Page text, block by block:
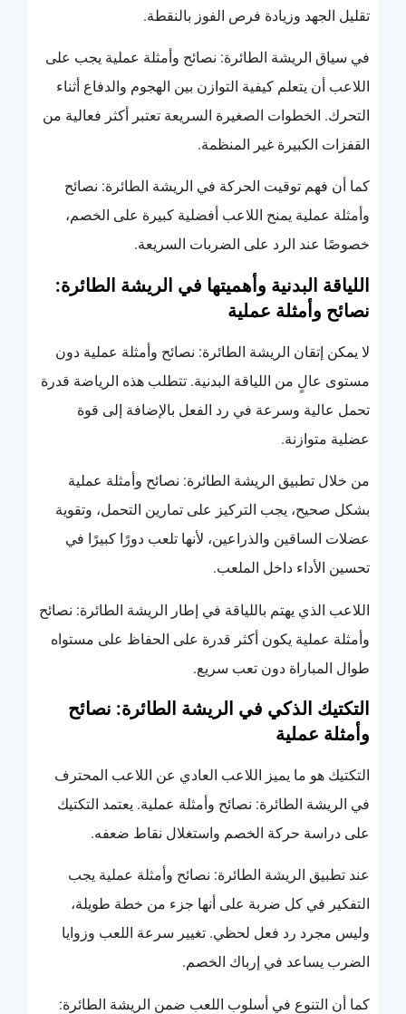
تقليل الجهد وزيادة فرص الفوز بالنقطة.
في سياق الريشة الطائرة: نصائح وأمثلة عملية يجب على
اللاعب أن يتعلم كيفية التوازن بين الهجوم والدفاع أثناء
التحرك. الخطوات الصغيرة السريعة تعتبر أكثر فعالية من
القفزات الكبيرة غير المنظمة.
كما أن فهم توقيت الحركة في الريشة الطائرة: نصائح
وأمثلة عملية يمنح اللاعب أفضلية كبيرة على الخصم،
خصوصًا عند الرد على الضربات السريعة.
اللياقة البدنية وأهميتها في الريشة الطائرة:
نصائح وأمثلة عملية
لا يمكن إتقان الريشة الطائرة: نصائح وأمثلة عملية دون
مستوى عالٍ من اللياقة البدنية. تتطلب هذه الرياضة قدرة
تحمل عالية وسرعة في رد الفعل بالإضافة إلى قوة
عضلية متوازنة.
من خلال تطبيق الريشة الطائرة: نصائح وأمثلة عملية
بشكل صحيح، يجب التركيز على تمارين التحمل، وتقوية
عضلات الساقين والذراعين، لأنها تلعب دورًا كبيرًا في
تحسين الأداء داخل الملعب.
اللاعب الذي يهتم باللياقة في إطار الريشة الطائرة: نصائح
وأمثلة عملية يكون أكثر قدرة على الحفاظ على مستواه
طوال المباراة دون تعب سريع.
التكتيك الذكي في الريشة الطائرة: نصائح
وأمثلة عملية
التكتيك هو ما يميز اللاعب العادي عن اللاعب المحترف
في الريشة الطائرة: نصائح وأمثلة عملية. يعتمد التكتيك
على دراسة حركة الخصم واستغلال نقاط ضعفه.
عند تطبيق الريشة الطائرة: نصائح وأمثلة عملية يجب
التفكير في كل ضربة على أنها جزء من خطة طويلة،
وليس مجرد رد فعل لحظي. تغيير سرعة اللعب وزوايا
الضرب يساعد في إرباك الخصم.
كما أن التنوع في أسلوب اللعب ضمن الريشة الطائرة: